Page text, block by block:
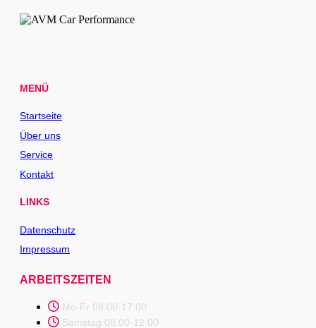
MENÜ
Startseite
Über uns
Service
Kontakt
LINKS
Datenschutz
Impressum
ARBEITSZEITEN
Mo-Fr 08:00-17:00
Samstag 08:00-12:00